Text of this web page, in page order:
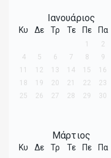
Ιανουάριος
Κυ Δε Τρ Τε Πε Πα
1 2
4
5 6 7 8 9
11
12 13 14 15 16
18
19 20 21 22 23
25
26 27 28 29 30
Μάρτιος
Κυ Δε Τρ Τε Πε Πα